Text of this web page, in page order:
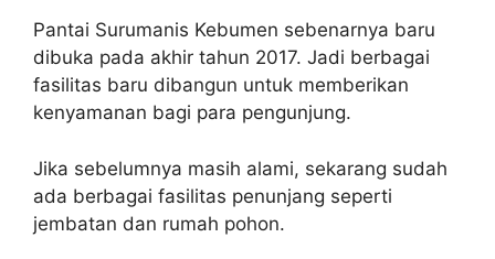
Pantai Surumanis Kebumen sebenarnya baru
dibuka pada akhir tahun 2017. Jadi berbagai
fasilitas baru dibangun untuk memberikan
kenyamanan bagi para pengunjung.
Jika sebelumnya masih alami, sekarang sudah
ada berbagai fasilitas penunjang seperti
jembatan dan rumah pohon.